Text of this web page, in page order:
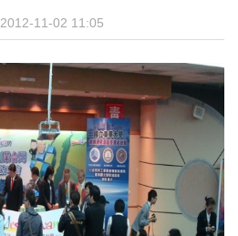
2012-11-02 11:05